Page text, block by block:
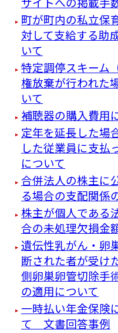
町が町内の私立保
対して支給する助
いて
特定調停スキーム
権放棄が行われた
いて
補聴器の購入費用
定年を延長した場
した従業員に支払
について
合併法人の株主に
る場合の支配関係
株主が個人である
合の未処理欠損金
遺伝性乳がん・卵
断された者が受け
側卵巣卵管切除手
の適用について
一時払い年金保険
て 文書回答事例